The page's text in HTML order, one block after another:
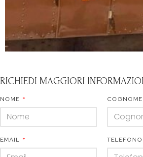
RICHIEDI MAGGIORI
NOME COGNOME
EMAIL TELEFONO